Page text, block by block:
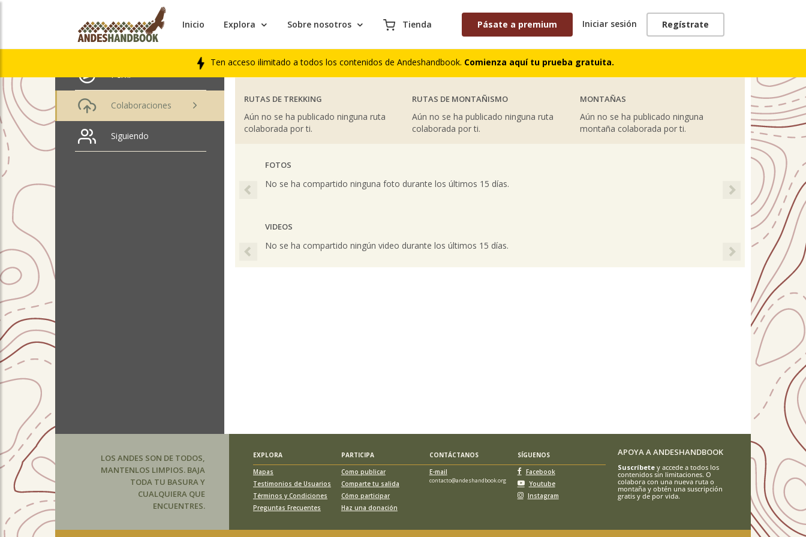
Inicio Explora Sobre nosotros Tienda Pásate a premium Iniciar sesión Regístrate
Ten acceso ilimitado a todos los contenidos de Andeshandbook. Comienza aquí tu prueba gratuita.
Fabricio Bussolini
Perfil
Colaboraciones
Siguiendo
ÚLTIMAS COLABORACIONES PUBLICADAS
LIBROS DE CUMBRES COMENTARIOS DE TREKKING TRACKS
RUTAS DE TREKKING
Aún no se ha publicado ninguna ruta
colaborada por ti.
RUTAS DE MONTAÑISMO
Aún no se ha publicado ninguna ruta
colaborada por ti.
MONTAÑAS
Aún no se ha publicado ninguna
montaña colaborada por ti.
FOTOS
No se ha compartido ninguna foto durante los últimos 15 días.
Previous Next
VIDEOS
No se ha compartido ningún video durante los últimos 15 días.
Previous Next
LOS ANDES SON DE TODOS,
MANTENLOS LIMPIOS. BAJA
TODA TU BASURA Y
CUALQUIERA QUE
ENCUENTRES.
EXPLORA PARTICIPA CONTÁCTANOS
SÍGUENOS
Mapas
Testimonios de Usuarios
Términos y Condiciones
Preguntas Frecuentes
Como publicar
Comparte tu salida
Cómo participar
Haz una donación
E-mail
contacto@andeshandbook.org
Facebook
Youtube
Instagram
APOYA A ANDESHANDBOOK
Suscríbetey accede a todos los
contenidos sin limitaciones. O
colabora con una nueva ruta o
montaña y obtén una suscripción
gratis y de por vida.